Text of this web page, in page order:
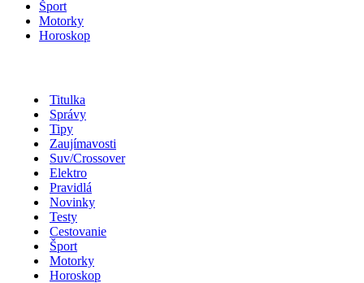
Šport
Motorky
Horoskop
Titulka
Správy
Tipy
Zaujímavosti
Suv/Crossover
Elektro
Pravidlá
Novinky
Testy
Cestovanie
Šport
Motorky
Horoskop